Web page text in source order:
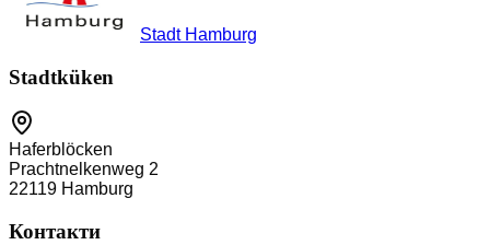
Stadt Hamburg
Stadtküken
Haferblöcken
Prachtnelkenweg 2
22119 Hamburg
Контакти